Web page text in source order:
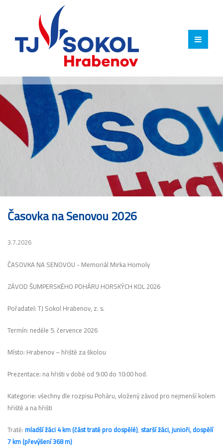
Časovka na Senovou 2026
3.7.2026
ČASOVKA NA SENOVOU - Memoriál Mirka Homoly
ZÁVOD ŠUMPERSKÉHO POHÁRU HORSKÝCH KOL 2026
Pořadatel: TJ Sokol Hrabenov, z. s.
Termín: neděle 5. července 2026
Místo: Hrabenov – hřiště za školou
Prezentace: na hřišti v době od 9:00 do 10:00 hod.
Kategorie: všechny dle rozpisu Poháru, vložený závod pro nejmenší kolem
hřiště a na hřišti
Tratě:mladší žáci 4 km (část tratě pro dospělé), starší žáci, junioři, dospělí
7 km (převýšení 368 m)